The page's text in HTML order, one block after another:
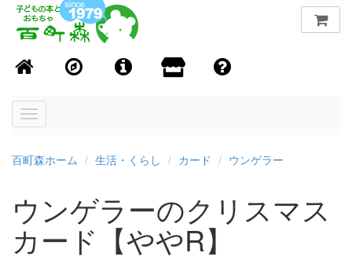
Toggle
百町森ホーム 生活・くらし カード ウンゲラー
ウンゲラーのクリスマス
カード【ややR】